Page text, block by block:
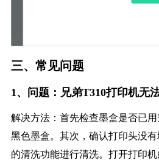
三、常见问题
1、问题：兄弟T310打印机无
解决方法：首先检查墨盒是否已
黑色墨盒。其次，确认打印头没
的清洗功能进行清洗。打开打印